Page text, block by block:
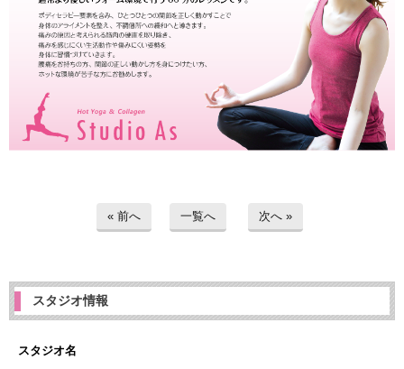
« 前へ 一覧へ 次へ »
スタジオ情報
スタジオ名